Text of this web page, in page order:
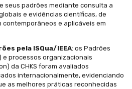
seus padrões mediante consulta a
e evidências científicas, de
contemporâneos e aplicáveis em
pela ISQua/IEEA: os Padrões
e processos organizacionais
da CHKS foram avaliados
internacionalmente, evidenciando
as melhores práticas reconhecidas